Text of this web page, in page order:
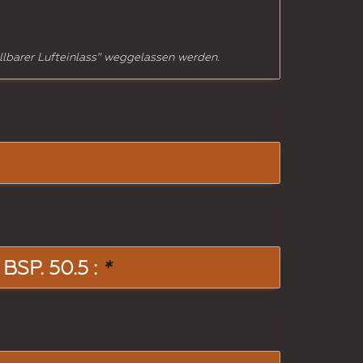
Lufteinlass" weggelassen werden.
50.5 : *